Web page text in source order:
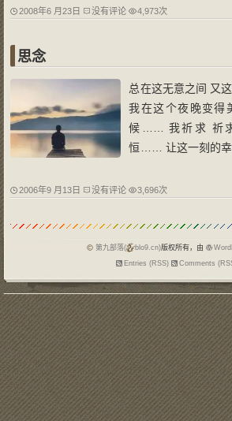
行。 驻足，被不远
2008年6 月23日 没有评论 4,973次
思念
总在这无意之间 又
我在这个夜晚变得
候…… 我祈求 祈
恒…… 让这一刻的幸
想你 让自己的心有
说：前世的五百次
过 那我
2006年9 月13日 没有评论 3,696次
第九部落( blo9.cn)版权所有，由
Entries (RSS)
Comments